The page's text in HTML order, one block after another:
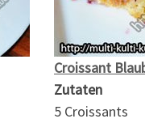
Croissant
Zutaten
5 Croissants